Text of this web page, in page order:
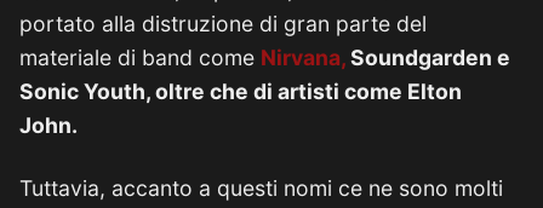
portato alla distruzione di gran parte del
materiale di band come Nirvana,Soundgarden e
Sonic Youth, oltre che di artisti come Elton
John.
Tuttavia, accanto a questi nomi ce ne sono molti